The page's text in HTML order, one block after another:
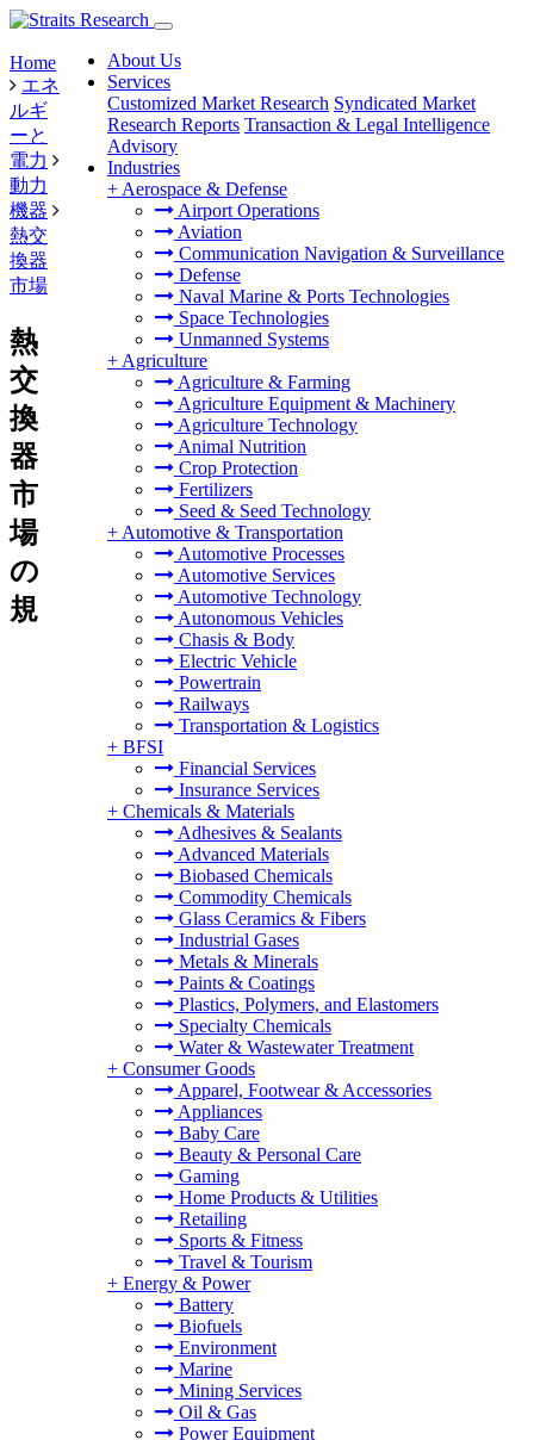
About Us
Services
Customized Market Research Syndicated Market
Research Reports Transaction & Legal Intelligence
Advisory
Industries
+ Aerospace & Defense
Airport Operations
Aviation
Communication Navigation & Surveillance
Defense
Naval Marine & Ports Technologies
Space Technologies
Unmanned Systems
+ Agriculture
Agriculture & Farming
Agriculture Equipment & Machinery
Agriculture Technology
Animal Nutrition
Crop Protection
Fertilizers
Seed & Seed Technology
+ Automotive & Transportation
Automotive Processes
Automotive Services
Automotive Technology
Autonomous Vehicles
Chasis & Body
Electric Vehicle
Powertrain
Railways
Transportation & Logistics
+ BFSI
Financial Services
Insurance Services
+ Chemicals & Materials
Adhesives & Sealants
Advanced Materials
Biobased Chemicals
Commodity Chemicals
Glass Ceramics & Fibers
Industrial Gases
Metals & Minerals
Paints & Coatings
Plastics, Polymers, and Elastomers
Specialty Chemicals
Water & Wastewater Treatment
+ Consumer Goods
Apparel, Footwear & Accessories
Appliances
Baby Care
Beauty & Personal Care
Gaming
Home Products & Utilities
Retailing
Sports & Fitness
Travel & Tourism
+ Energy & Power
Battery
Biofuels
Environment
Marine
Mining Services
Oil & Gas
Power Equipment
Home
エネ
ルギ
ーと
電力
動力
機器
熱交
換器
市場
熱
交
換
器
市
場
の
規